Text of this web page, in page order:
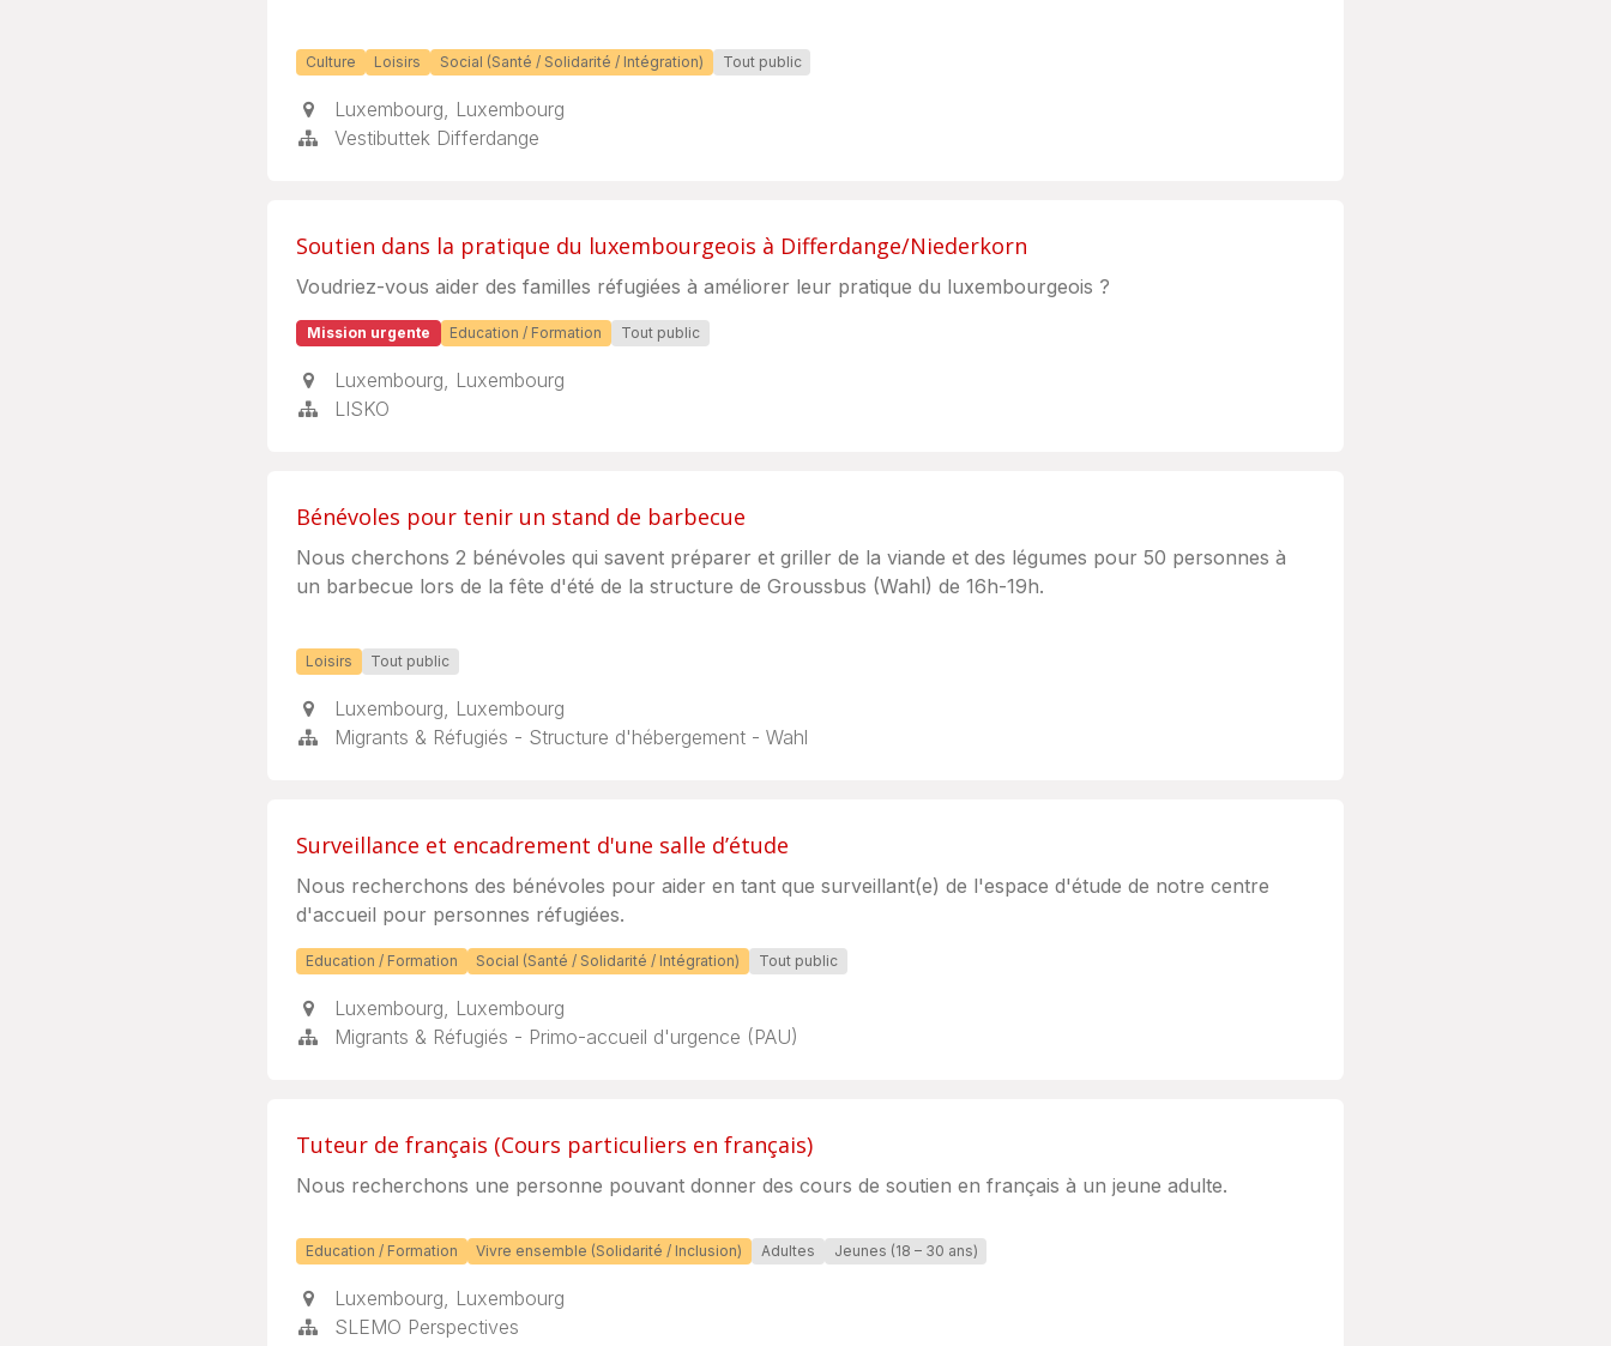
Culture Loisirs Social (Santé / Solidarité / Intégration) Tout public
Luxembourg, Luxembourg
Vestibuttek Differdange
Soutien dans la pratique du luxembourgeois à Differdange/Niederkorn
Voudriez-vous aider des familles réfugiées à améliorer leur pratique du luxembourgeois ?
Mission urgente Education / Formation Tout public
Luxembourg, Luxembourg
LISKO
Bénévoles pour tenir un stand de barbecue
Nous cherchons 2 bénévoles qui savent préparer et griller de la viande et des légumes pour 50 personnes à
un barbecue lors de la fête d'été de la structure de Groussbus (Wahl) de 16h-19h.
Loisirs Tout public
Luxembourg, Luxembourg
Migrants & Réfugiés - Structure d'hébergement - Wahl
Surveillance et encadrement d'une salle d’étude
Nous recherchons des bénévoles pour aider en tant que surveillant(e) de l'espace d'étude de notre centre
d'accueil pour personnes réfugiées.
Education / Formation Social (Santé / Solidarité / Intégration) Tout public
Luxembourg, Luxembourg
Migrants & Réfugiés - Primo-accueil d'urgence (PAU)
Tuteur de français (Cours particuliers en français)
Nous recherchons une personne pouvant donner des cours de soutien en français à un jeune adulte.
Education / Formation Vivre ensemble (Solidarité / Inclusion) Adultes Jeunes (18 – 30 ans)
Luxembourg, Luxembourg
SLEMO Perspectives